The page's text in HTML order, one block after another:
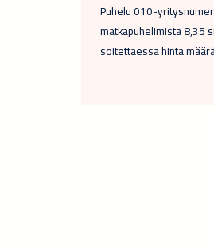
Puhelu 010-
matkapuhelimista 8,35
soitettaessa hinta